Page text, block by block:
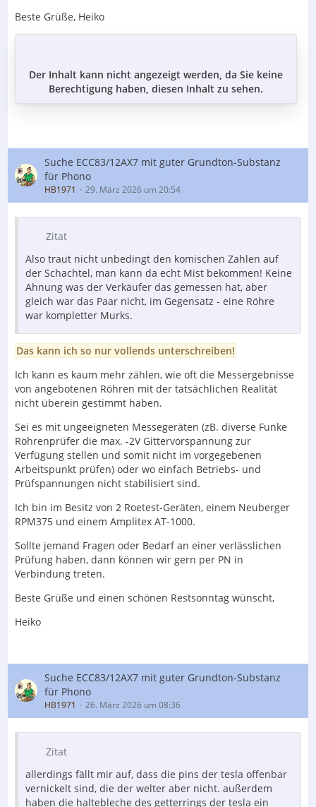
Beste Grüße, Heiko
Der Inhalt kann nicht angezeigt werden, da Sie keine
Berechtigung haben, diesen Inhalt zu sehen.
Suche ECC83/12AX7 mit guter Grundton-Substanz
für Phono
HB1971 29. März 2026 um 20:54
Zitat
Also traut nicht unbedingt den komischen Zahlen auf
der Schachtel, man kann da echt Mist bekommen! Keine
Ahnung was der Verkäufer das gemessen hat, aber
gleich war das Paar nicht, im Gegensatz - eine Röhre
war kompletter Murks.
Das kann ich so nur vollends unterschreiben!
Ich kann es kaum mehr zählen, wie oft die Messergebnisse
von angebotenen Röhren mit der tatsächlichen Realität
nicht überein gestimmt haben.
Sei es mit ungeeigneten Messegeräten (zB. diverse Funke
Röhrenprüfer die max. -2V Gittervorspannung zur
Verfügung stellen und somit nicht im vorgegebenen
Arbeitspunkt prüfen) oder wo einfach Betriebs- und
Prüfspannungen nicht stabilisiert sind.
Ich bin im Besitz von 2 Roetest-Geräten, einem Neuberger
RPM375 und einem Amplitex AT-1000.
Sollte jemand Fragen oder Bedarf an einer verlässlichen
Prüfung haben, dann können wir gern per PN in
Verbindung treten.
Beste Grüße und einen schönen Restsonntag wünscht,
Heiko
Suche ECC83/12AX7 mit guter Grundton-Substanz
für Phono
HB1971 26. März 2026 um 08:36
Zitat
allerdings fällt mir auf, dass die pins der tesla offenbar
vernickelt sind, die der welter aber nicht. außerdem
haben die haltebleche des getterrings der tesla ein